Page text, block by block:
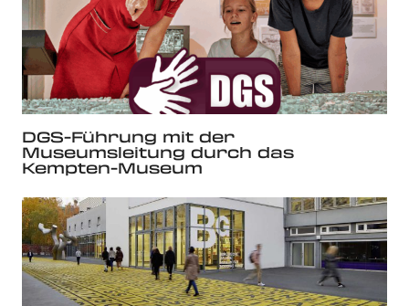
DGS-Führung mit der
Museumsleitung durch das
Kempten-Museum